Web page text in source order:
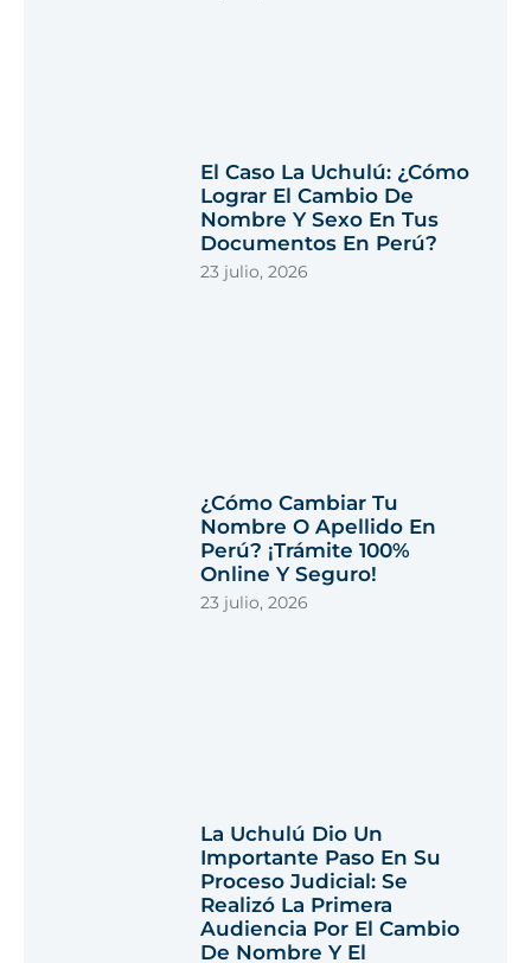
El Caso La Uchulú: ¿Cómo
Lograr El Cambio De
Nombre Y Sexo En Tus
Documentos En Perú?
23 julio, 2026
¿Cómo Cambiar Tu
Nombre O Apellido En
Perú? ¡Trámite 100%
Online Y Seguro!
23 julio, 2026
La Uchulú Dio Un
Importante Paso En Su
Proceso Judicial: Se
Realizó La Primera
Audiencia Por El Cambio
De Nombre Y El